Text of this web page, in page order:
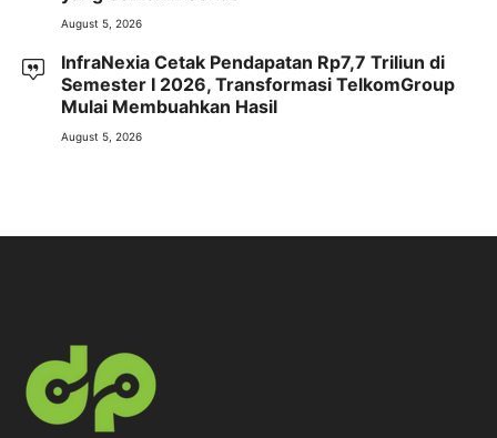
August 5, 2026
InfraNexia Cetak Pendapatan Rp7,7 Triliun di
Semester I 2026, Transformasi TelkomGroup
Mulai Membuahkan Hasil
August 5, 2026